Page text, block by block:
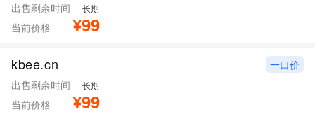
出售剩余时间 长期
当前价格 ¥99
一口价
kbee.cn
出售剩余时间 长期
当前价格 ¥99